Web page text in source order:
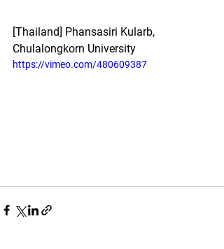
[Thailand] Phansasiri Kularb,
Chulalongkorn University
https://vimeo.com/480609387